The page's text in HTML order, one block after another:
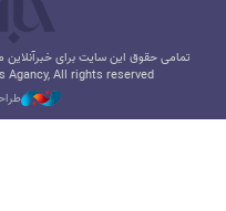
تمامی حقوق این سایت برای
Agancy, All rights reserved